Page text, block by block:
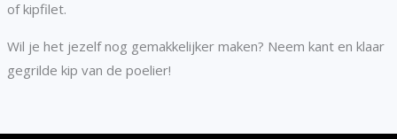
of kipfilet.
Wil je het jezelf nog gemakkelijker maken? Neem kant en klaar
gegrilde kip van de poelier!